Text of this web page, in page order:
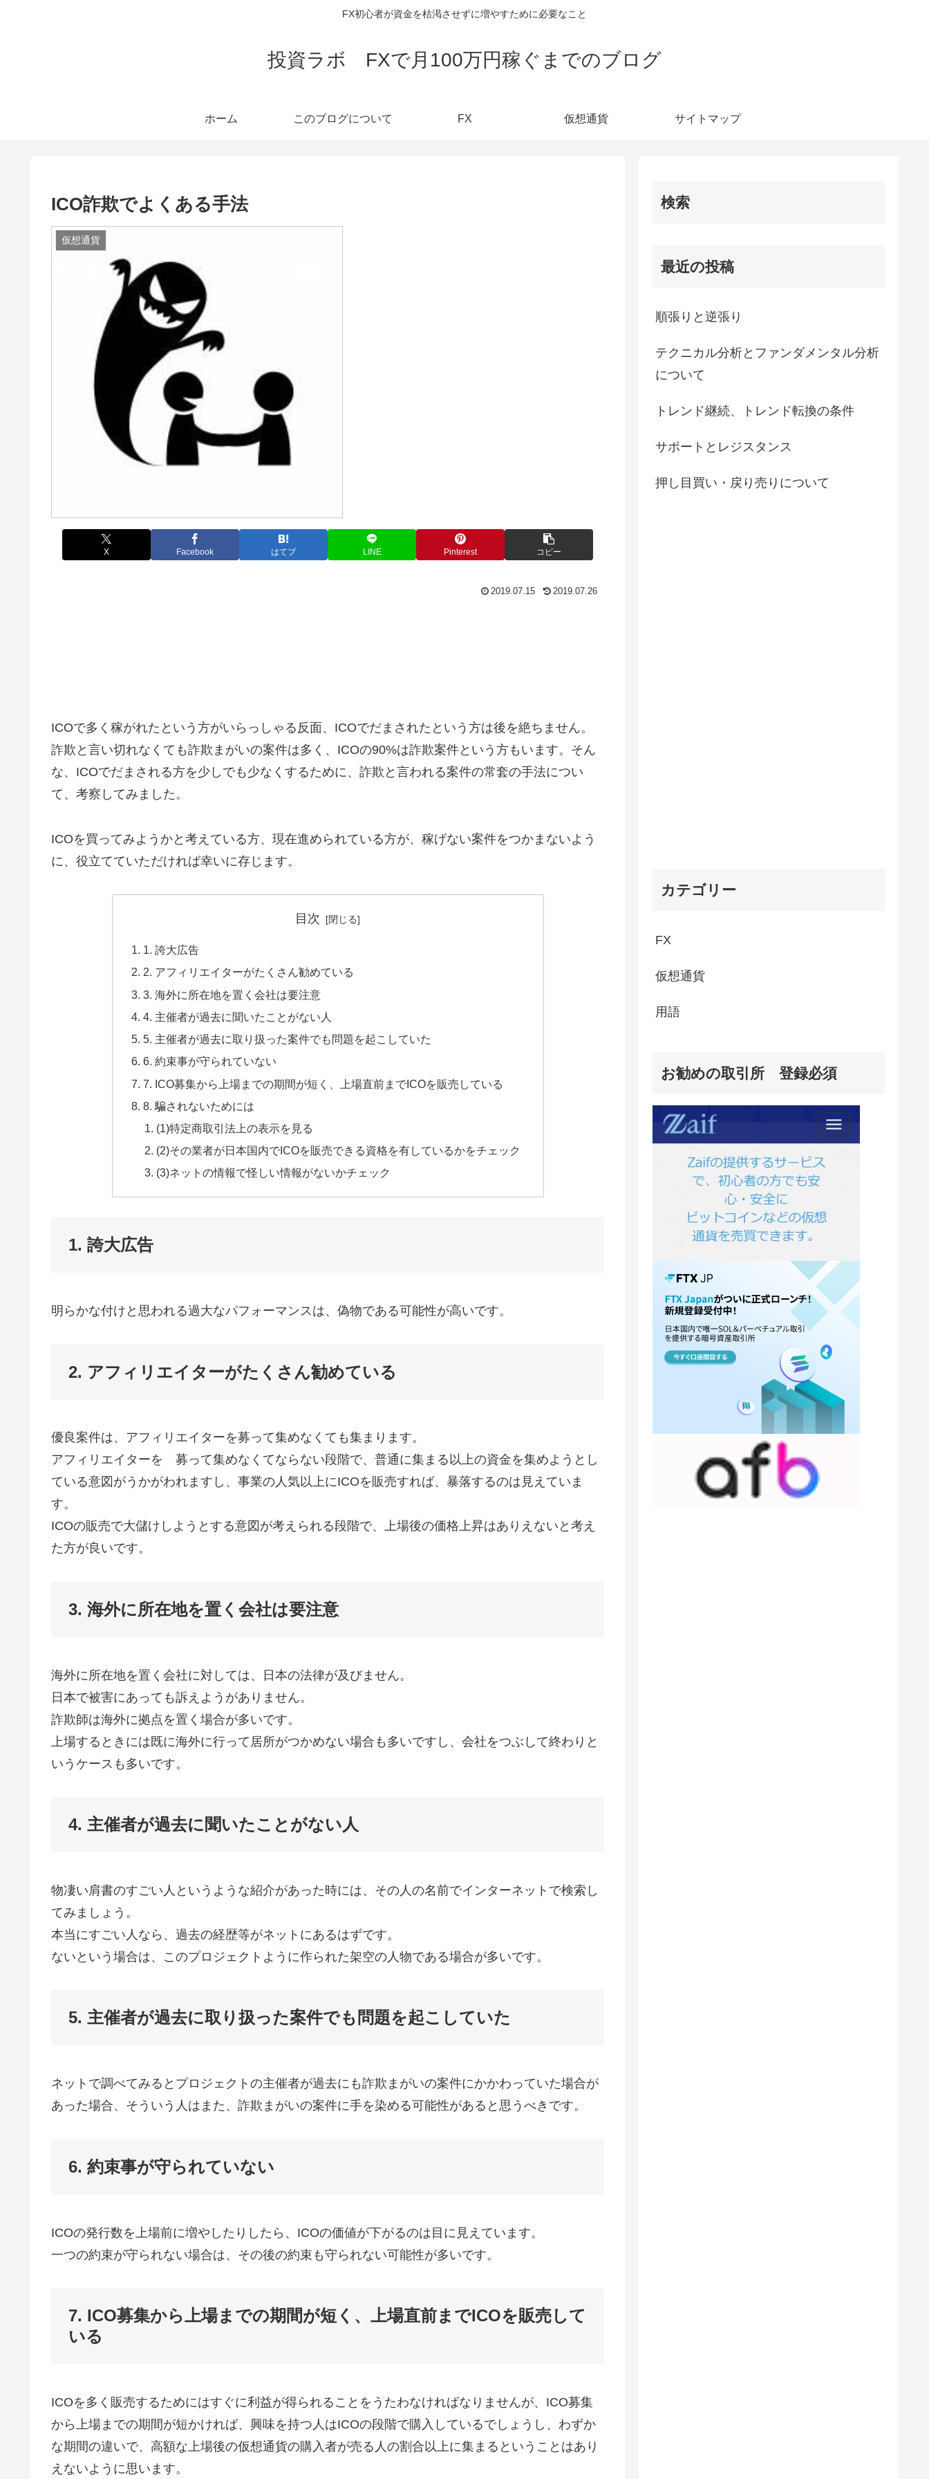
FX初心者が資金を枯渇させずに増やすために必要なこと
投資ラボ FXで月100万円稼ぐまでのブログ
ホーム このブログについて FX 仮想通貨 サイトマップ
ICO詐欺でよくある手法
仮想通貨
X Facebook はてブ LINE Pinterest コピー
2019.07.15 2019.07.26
ICOで多く稼がれたという方がいらっしゃる反面、ICOでだまされたという方は後を絶ちません。
詐欺と言い切れなくても詐欺まがいの案件は多く、ICOの90%は詐欺案件という方もいます。そん
な、ICOでだまされる方を少しでも少なくするために、詐欺と言われる案件の常套の手法につい
て、考察してみました。
ICOを買ってみようかと考えている方、現在進められている方が、稼げない案件をつかまないよう
に、役立てていただければ幸いに存じます。
目次
1. 誇大広告
2. アフィリエイターがたくさん勧めている
3. 海外に所在地を置く会社は要注意
4. 主催者が過去に聞いたことがない人
5. 主催者が過去に取り扱った案件でも問題を起こしていた
6. 約束事が守られていない
7. ICO募集から上場までの期間が短く、上場直前までICOを販売している
8. 騙されないためには
(1)特定商取引法上の表示を見る
(2)その業者が日本国内でICOを販売できる資格を有しているかをチェック
(3)ネットの情報で怪しい情報がないかチェック
1. 誇大広告
明らかな付けと思われる過大なパフォーマンスは、偽物である可能性が高いです。
2. アフィリエイターがたくさん勧めている
優良案件は、アフィリエイターを募って集めなくても集まります。
アフィリエイターを 募って集めなくてならない段階で、普通に集まる以上の資金を集めようとし
ている意図がうかがわれますし、事業の人気以上にICOを販売すれば、暴落するのは見えていま
す。
ICOの販売で大儲けしようとする意図が考えられる段階で、上場後の価格上昇はありえないと考え
た方が良いです。
3. 海外に所在地を置く会社は要注意
海外に所在地を置く会社に対しては、日本の法律が及びません。
日本で被害にあっても訴えようがありません。
詐欺師は海外に拠点を置く場合が多いです。
上場するときには既に海外に行って居所がつかめない場合も多いですし、会社をつぶして終わりと
いうケースも多いです。
4. 主催者が過去に聞いたことがない人
物凄い肩書のすごい人というような紹介があった時には、その人の名前でインターネットで検索し
てみましょう。
本当にすごい人なら、過去の経歴等がネットにあるはずです。
ないという場合は、このプロジェクトように作られた架空の人物である場合が多いです。
5. 主催者が過去に取り扱った案件でも問題を起こしていた
ネットで調べてみるとプロジェクトの主催者が過去にも詐欺まがいの案件にかかわっていた場合が
あった場合、そういう人はまた、詐欺まがいの案件に手を染める可能性があると思うべきです。
6. 約束事が守られていない
ICOの発行数を上場前に増やしたりしたら、ICOの価値が下がるのは目に見えています。
一つの約束が守られない場合は、その後の約束も守られない可能性が多いです。
7. ICO募集から上場までの期間が短く、上場直前までICOを販売して
いる
ICOを多く販売するためにはすぐに利益が得られることをうたわなければなりませんが、ICO募集
から上場までの期間が短かければ、興味を持つ人はICOの段階で購入しているでしょうし、わずか
な期間の違いで、高額な上場後の仮想通貨の購入者が売る人の割合以上に集まるということはあり
えないように思います。
検索
最近の投稿
順張りと逆張り
テクニカル分析とファンダメンタル分析
について
トレンド継続、トレンド転換の条件
サポートとレジスタンス
押し目買い・戻り売りについて
カテゴリー
FX
仮想通貨
用語
お勧めの取引所 登録必須